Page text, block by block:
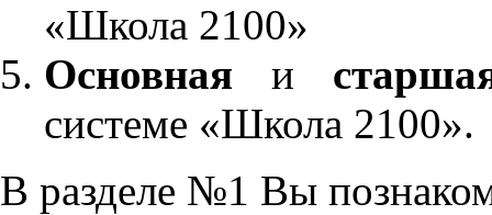
«Школа 2100»
Основнаяи
системе «Школа 2100».
В разделе №1 Вы